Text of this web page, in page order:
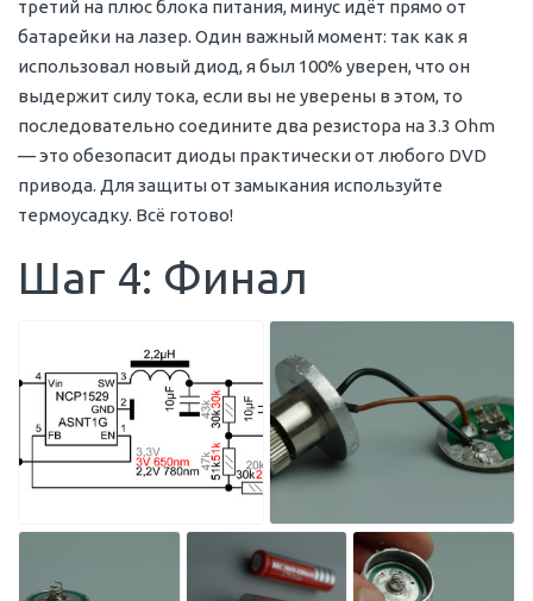
третий на плюс блока питания, минус идёт прямо от
батарейки на лазер. Один важный момент: так как я
использовал новый диод, я был 100% уверен, что он
выдержит силу тока, если вы не уверены в этом, то
последовательно соедините два резистора на 3.3 Ohm
— это обезопасит диоды практически от любого DVD
привода. Для защиты от замыкания используйте
термоусадку. Всё готово!
Шаг 4: Финал